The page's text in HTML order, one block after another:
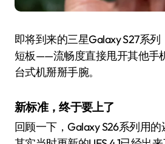
即将到来的三星Galaxy S27系
短板——流畅度直接甩开其他手
台式机掰掰手腕。
新标准，终于要上了
回顾一下，Galaxy S26系列用